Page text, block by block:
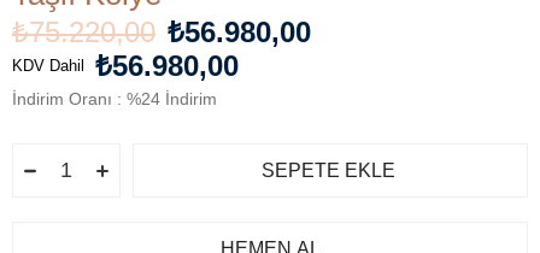
₺75.220,00 ₺56.980,00
KDV Dahil ₺56.980,00
İndirim Oranı : %24 İndirim